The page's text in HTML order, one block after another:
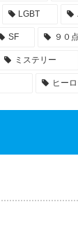
LGBT
SF ９０
ミステリー
ヒー